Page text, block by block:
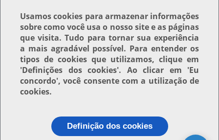
Usamoscookies para armazenar informações
sobre como você usa o nosso site e as páginas
que visita. Tudo para tornar sua experiência
a mais agradável possível. Para entender os
tipos de cookies que utilizamos, clique em
'Definições dos cookies'. Ao clicar em 'Eu
concordo', você consente com a utilização de
cookies.